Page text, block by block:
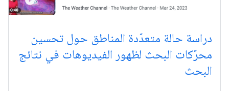
دراسة حالة متعدّدة المناطق حول تحسين
محرّكات البحث لظهور الفيديوهات في نتائج
البحث